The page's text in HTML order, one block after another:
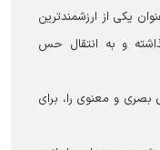
یکی از ارزشمندترین
و به انتقال حس
بصری و معنوی را، برای